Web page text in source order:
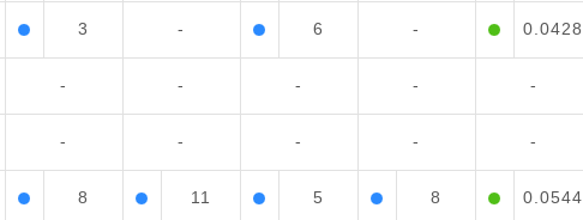
3 - 6 - 0.0428
- - - - -
- - - - -
8 11 5 8 0.0544